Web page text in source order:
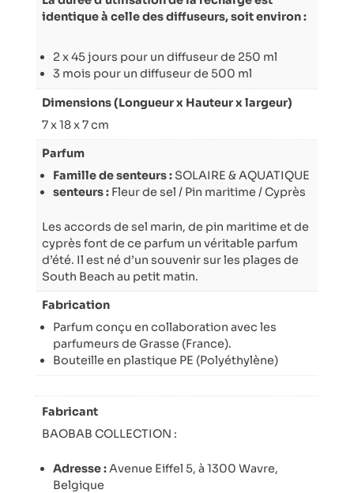
identique à celle des diffuseurs, soit environ :
2 x 45 jours pour un diffuseur de 250 ml
3 mois pour un diffuseur de 500 ml
Dimensions (Longueur x Hauteur x largeur)
7 x 18 x 7 cm
Parfum
Famille de senteurs : SOLAIRE & AQUATIQUE
senteurs : Fleur de sel / Pin maritime / Cyprès
Les accords de sel marin, de pin maritime et de
cyprès font de ce parfum un véritable parfum
d’été. Il est né d’un souvenir sur les plages de
South Beach au petit matin.
Fabrication
Parfum conçu en collaboration avec les
parfumeurs de Grasse (France).
Bouteille en plastique PE (Polyéthylène)
Fabricant
BAOBAB COLLECTION :
Adresse : Avenue Eiffel 5, à 1300 Wavre,
Belgique